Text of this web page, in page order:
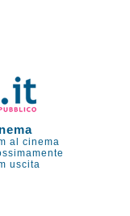
al cinema
uscita